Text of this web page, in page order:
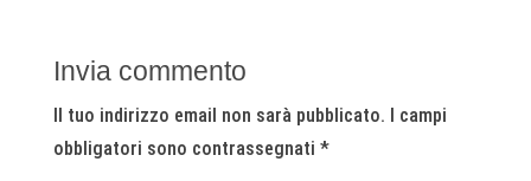
Invia commento
Il tuo indirizzo email non sarà pubblicato. I campi
obbligatori sono contrassegnati *